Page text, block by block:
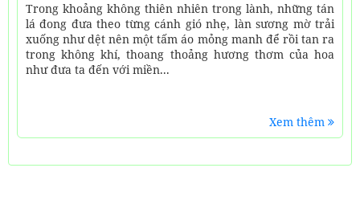
Trong khoảng không thiên nhiên trong lành, những tán
lá đong đưa theo từng cánh gió nhẹ, làn sương mờ trải
xuống như dệt nên một tấm áo mỏng manh để rồi tan ra
trong không khí, thoang thoảng hương thơm của hoa
như đưa ta đến với miền...
Xem thêm